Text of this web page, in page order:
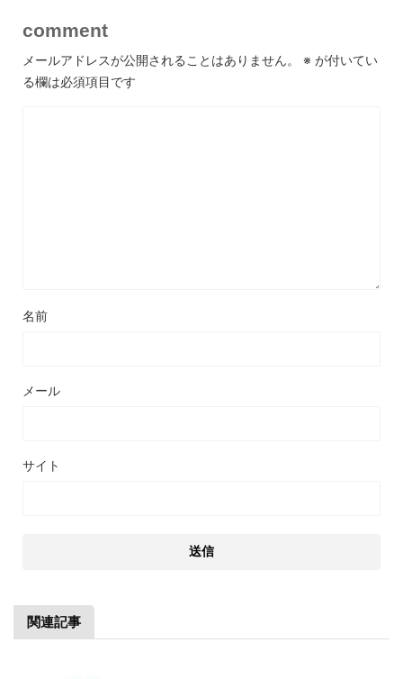
comment
メールアドレスが公開されることはありません。 ※ が付いてい
る欄は必須項目です
名前
メール
サイト
関連記事